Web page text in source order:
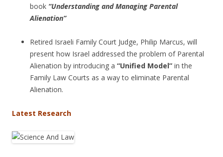
book “Understanding and Managing Parental
Alienation”
Retired Israeli Family Court Judge, Philip Marcus, will
present how Israel addressed the problem of Parental
Alienation by introducing a “Unified Model” in the
Family Law Courts as a way to eliminate Parental
Alienation.
Latest Research